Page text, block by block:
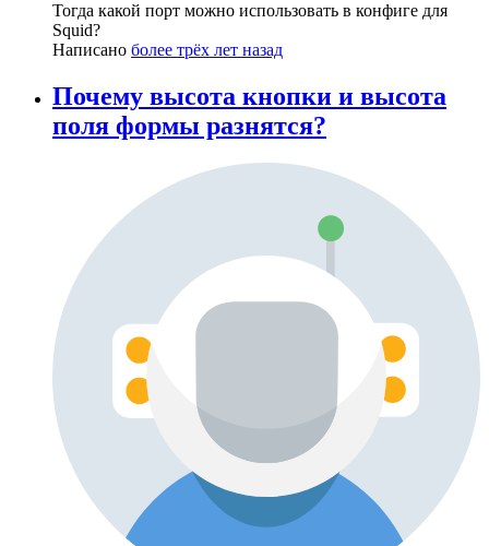
Тогда какой порт можно использовать в конфиге для
Squid?
Написано более трёх лет назад
Почему высота кнопки и высота
поля формы разнятся?